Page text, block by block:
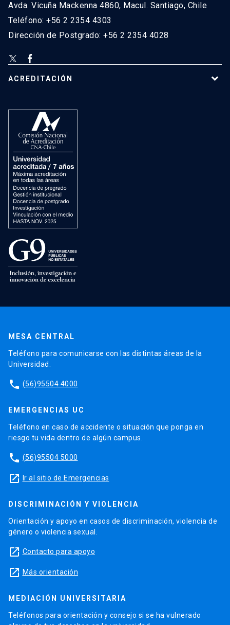
Avda. Vicuña Mackenna 4860, Macul. Santiago, Chile
Teléfono: +56 2 2354 4303
Dirección de Postgrado: +56 2 2354 4028
ACREDITACIÓN
MESA CENTRAL
Teléfono para comunicarse con las distintas áreas de la
Universidad.
phone (56)95504 4000
EMERGENCIAS UC
Teléfono en caso de accidente o situación que ponga en
riesgo tu vida dentro de algún campus.
phone (56)95504 5000
launch Ir al sitio de Emergencias
DISCRIMINACIÓN Y VIOLENCIA
Orientación y apoyo en casos de discriminación, violencia de
género o violencia sexual.
launch Contacto para apoyo
launch Más orientación
MEDIACIÓN UNIVERSITARIA
Teléfonos para orientación y consejo si se ha vulnerado